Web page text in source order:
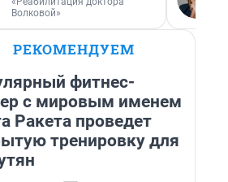
Волковой»
РЕКОМЕНДУЕМ
фитнес-
с мировым именем
Ракета проведет
тренировку для